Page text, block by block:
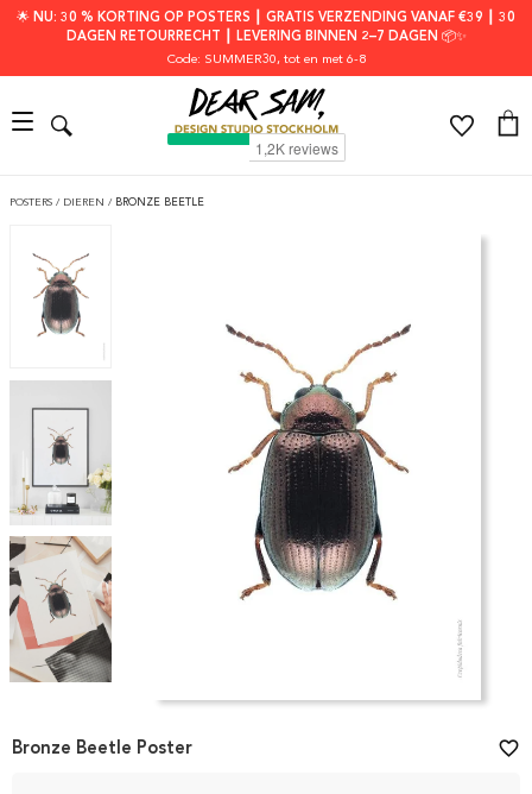
🌟 NU: 30 % KORTING OP POSTERS ┃ GRATIS VERZENDING VANAF €39 ┃ 30
DAGEN RETOURRECHT ┃ LEVERING BINNEN 2–7 DAGEN 📦✨
Code: SUMMER30, tot en met 6-8
POSTERS / DIEREN / BRONZE BEETLE
1
Bronze Beetle Poster favorite_border